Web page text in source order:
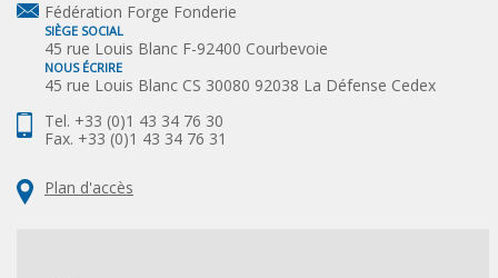
Fédération Forge Fonderie
SIÈGE SOCIAL
45 rue Louis Blanc F-92400 Courbevoie
NOUS ÉCRIRE
45 rue Louis Blanc CS 30080 92038 La Défense Cedex
Tel. +33 (0)1 43 34 76 30
Fax. +33 (0)1 43 34 76 31
Plan d'accès